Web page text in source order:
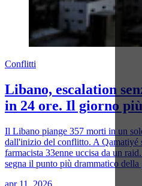
Conflitti
Libano, escalation
in 24 ore. Il giorno
Il Libano piange 357 morti in un
dall'inizio del conflitto. A Qamatiyé
farmacista 33enne uccisa da un
segna il punto più drammatico
apr 11, 2026